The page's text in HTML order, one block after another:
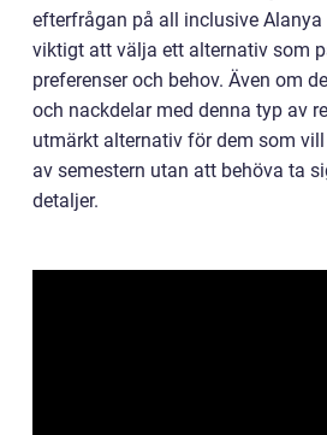
efterfrågan på all inclusive Alanya
viktigt att välja ett alternativ som
preferenser och behov. Även om
och nackdelar med denna typ av
utmärkt alternativ för dem som
av semestern utan att behöva ta
detaljer.